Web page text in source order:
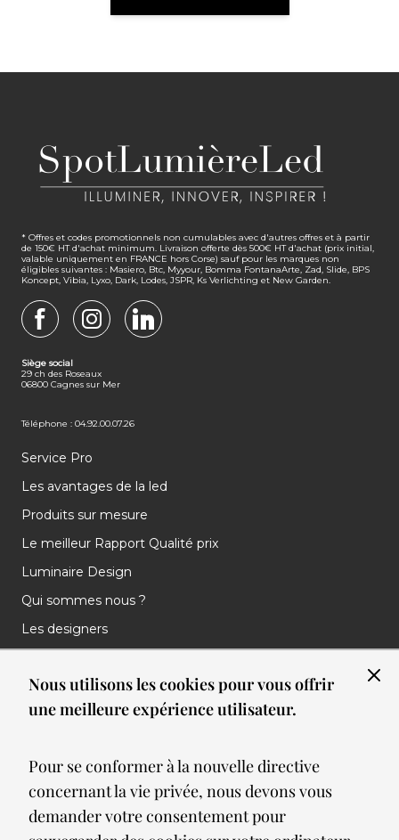
Nous utilisons les cookies pour vous offrir
une meilleure expérience utilisateur.
Pour se conformer à la nouvelle directive
concernant la vie privée, nous devons vous
demander votre consentement pour
* Offres et codes promotionnels non cumulables avec d'autres offres et à partir
de 150€ HT d'achat minimum. Livraison offerte dès 500€ HT d'achat (prix initial,
valable uniquement en FRANCE hors Corse) sauf pour les marques non
éligibles suivantes : Masiero, Btc, Myyour, Bomma FontanaArte, Zad, Slide, BPS
Koncept, Vibia, Lyxo, Dark, Lodes, JSPR, Ks Verlichting et New Garden.
Siège social
29 ch des Roseaux
06800 Cagnes sur Mer
Téléphone : 04.92.00.07.26
Service Pro
Les avantages de la led
Produits sur mesure
Le meilleur Rapport Qualité prix
Luminaire Design
Qui sommes nous ?
Les designers
Nos réalisations
Nos Clients
Meilleures ventes
Blog